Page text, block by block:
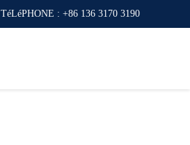
TéLéPHONE : +86 136 3170 3190